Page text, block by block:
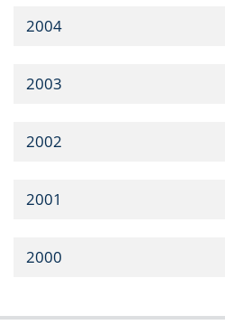
2004
2003
2002
2001
2000